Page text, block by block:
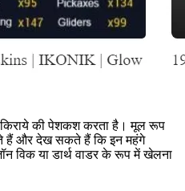
किराये की पेशकश करता है। मूल रूप
और देख सकते हैं कि इन महंगे
विक या डार्थ वाडर के रूप में खेलना